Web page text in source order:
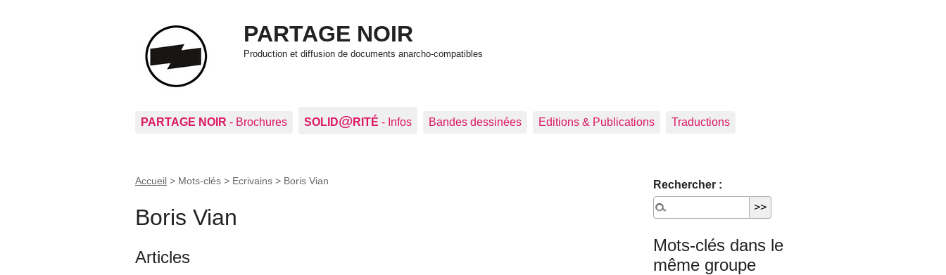
PARTAGE NOIR
Production et diffusion de documents anarcho-compatibles
PARTAGE NOIR - Brochures SOLID@RITÉ - Infos Bandes dessinées Editions & Publications Traductions
Accueil > Mots-clés > Ecrivains > Boris Vian
Boris Vian
Articles
Rechercher :
Mots-clés dans le
même groupe